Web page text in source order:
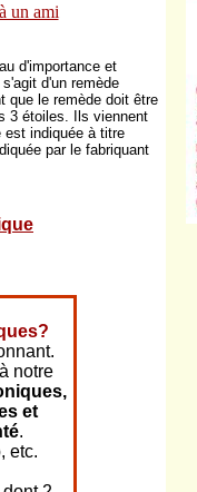
un ami
d'importance et
d'un remède
que le remède doit être
3 étoiles. Ils viennent
est indiquée à titre
par le fabriquant
notre
et
.
etc.